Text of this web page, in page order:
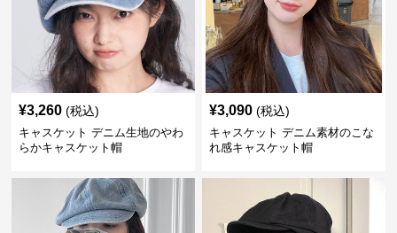
¥3,260 (税込)
キャスケット デニム生地のやわ
らかキャスケット帽
¥3,090 (税込)
キャスケット デニム素材のこな
れ感キャスケット帽